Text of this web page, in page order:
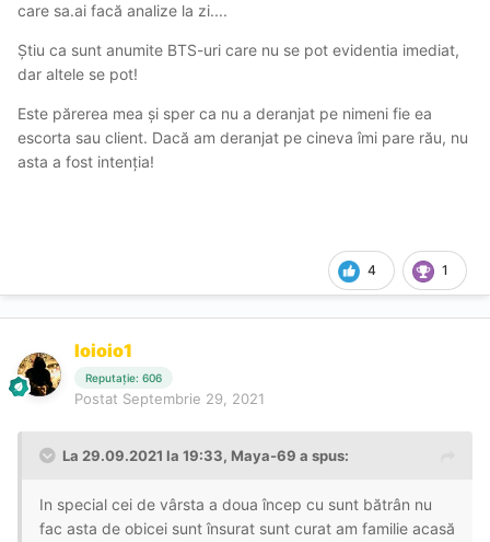
care sa.ai facă analize la zi....
Știu ca sunt anumite BTS-uri care nu se pot evidentia imediat,
dar altele se pot!
Este părerea mea și sper ca nu a deranjat pe nimeni fie ea
escorta sau client. Dacă am deranjat pe cineva îmi pare rău, nu
asta a fost intenția!
4 1
Ioioio1
Reputație: 606
Postat Septembrie 29, 2021
La 29.09.2021 la 19:33, Maya-69 a spus:
In special cei de vârsta a doua încep cu sunt bătrân nu
fac asta de obicei sunt însurat sunt curat am familie acasă